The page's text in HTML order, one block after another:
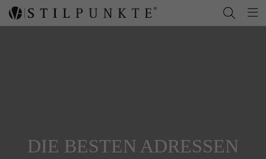
DIE BESTEN ADRESSEN